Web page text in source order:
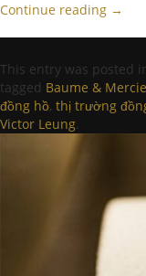
Continue reading →
This entry was posted
tagged Baume &
đồng hồ, thị trường
Victor Leung.